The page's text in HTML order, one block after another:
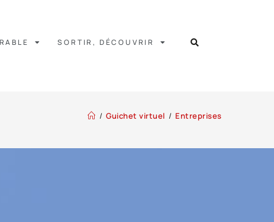
SORTIR, DÉCOUVRIR
/ Guichet virtuel / Entreprises